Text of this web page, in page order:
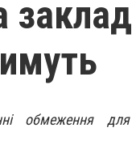
обмеження